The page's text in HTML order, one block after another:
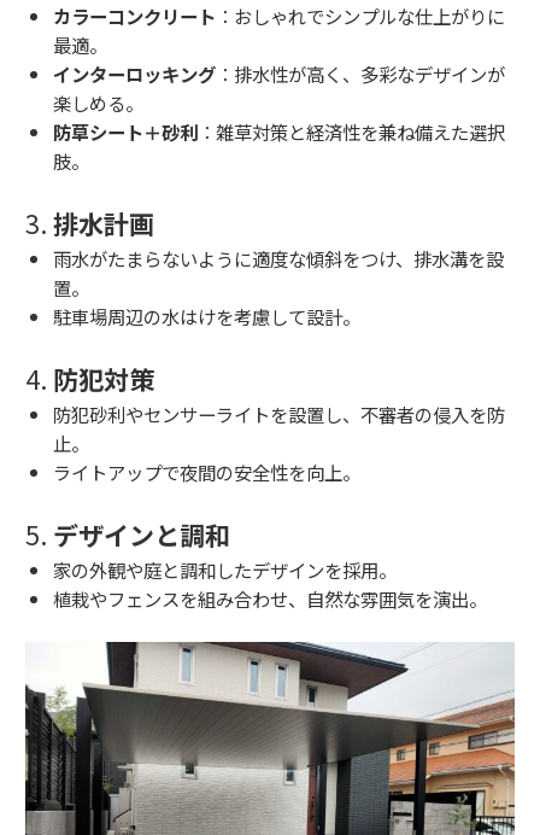
カラーコンクリート ：おしゃれでシンプルな仕上がりに
最適。
インターロッキング ：排水性が高く、多彩なデザインが
楽しめる。
防草シート＋砂利 ：雑草対策と経済性を兼ね備えた選択
肢。
3. 排水計画
雨水がたまらないように適度な傾斜をつけ、排水溝を設
置。
駐車場周辺の水はけを考慮して設計。
4. 防犯対策
防犯砂利やセンサーライトを設置し、不審者の侵入を防
止。
ライトアップで夜間の安全性を向上。
5. デザインと調和
家の外観や庭と調和したデザインを採用。
植栽やフェンスを組み合わせ、自然な雰囲気を演出。